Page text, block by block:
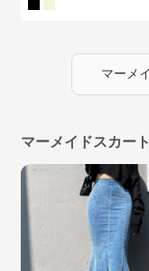
マーメ
マーメイドスカー